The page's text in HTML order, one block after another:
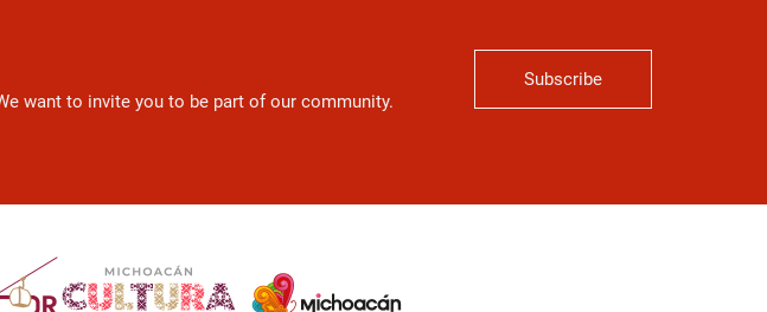
want to invite you to be part of our community.
Subscribe